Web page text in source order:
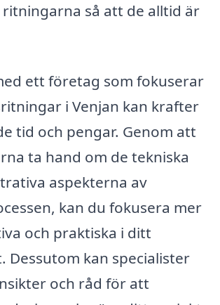
ritningarna så att de alltid är
ett företag som fokuserar
i Venjan kan krafter
tid och pengar. Genom att
ta hand om de tekniska
aspekterna av
kan du fokusera mer
och praktiska i ditt
Dessutom kan specialister
och råd för att